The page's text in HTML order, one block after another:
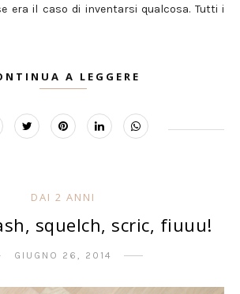
era il caso di inventarsi qualcosa. Tutti i
A LEGGERE
DAI 2 ANNI
squelch, scric, fiuuu!
GIUGNO 26, 2014